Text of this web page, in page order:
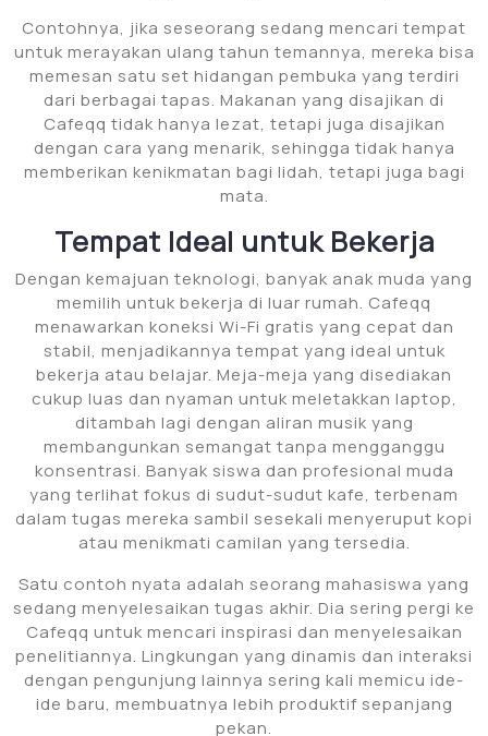
Contohnya, jika seseorang sedang mencari tempat
untuk merayakan ulang tahun temannya, mereka bisa
memesan satu set hidangan pembuka yang terdiri
dari berbagai tapas. Makanan yang disajikan di
Cafeqq tidak hanya lezat, tetapi juga disajikan
dengan cara yang menarik, sehingga tidak hanya
memberikan kenikmatan bagi lidah, tetapi juga bagi
mata.
Tempat Ideal untuk Bekerja
Dengan kemajuan teknologi, banyak anak muda yang
memilih untuk bekerja di luar rumah. Cafeqq
menawarkan koneksi Wi-Fi gratis yang cepat dan
stabil, menjadikannya tempat yang ideal untuk
bekerja atau belajar. Meja-meja yang disediakan
cukup luas dan nyaman untuk meletakkan laptop,
ditambah lagi dengan aliran musik yang
membangunkan semangat tanpa mengganggu
konsentrasi. Banyak siswa dan profesional muda
yang terlihat fokus di sudut-sudut kafe, terbenam
dalam tugas mereka sambil sesekali menyeruput kopi
atau menikmati camilan yang tersedia.
Satu contoh nyata adalah seorang mahasiswa yang
sedang menyelesaikan tugas akhir. Dia sering pergi ke
Cafeqq untuk mencari inspirasi dan menyelesaikan
penelitiannya. Lingkungan yang dinamis dan interaksi
dengan pengunjung lainnya sering kali memicu ide-
ide baru, membuatnya lebih produktif sepanjang
pekan.